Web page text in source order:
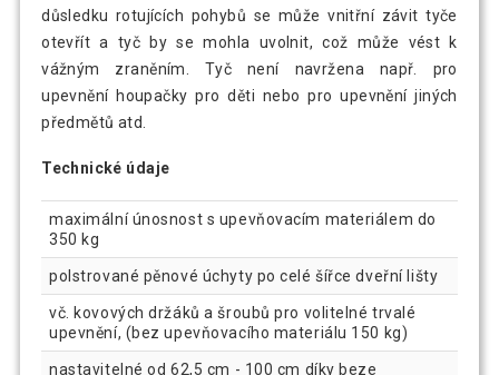
důsledku rotujících pohybů se může vnitřní závit tyče
otevřít a tyč by se mohla uvolnit, což může vést k
vážným zraněním. Tyč není navržena např. pro
upevnění houpačky pro děti nebo pro upevnění jiných
předmětů atd.
Technické údaje
maximální únosnost s upevňovacím materiálem do
350 kg
polstrované pěnové úchyty po celé šířce dveřní lišty
vč. kovových držáků a šroubů pro volitelné trvalé
upevnění, (bez upevňovacího materiálu 150 kg)
nastavitelné od 62,5 cm - 100 cm díky beze